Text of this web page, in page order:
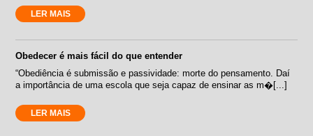
LER MAIS
Obedecer é mais fácil do que entender
“Obediência é submissão e passividade: morte do pensamento. Daí
a importância de uma escola que seja capaz de ensinar as m�[...]
LER MAIS